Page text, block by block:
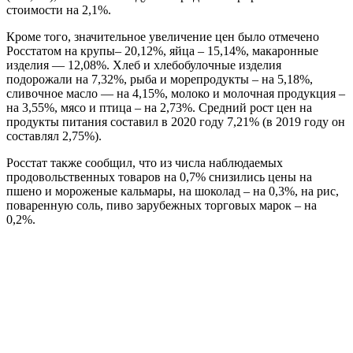
стоимости на 2,1%.
Кроме того, значительное увеличение цен было отмечено
Росстатом на крупы– 20,12%, яйца – 15,14%, макаронные
изделия — 12,08%. Хлеб и хлебобулочные изделия
подорожали на 7,32%, рыба и морепродукты – на 5,18%,
сливочное масло — на 4,15%, молоко и молочная продукция –
на 3,55%, мясо и птица – на 2,73%. Средний рост цен на
продукты питания составил в 2020 году 7,21% (в 2019 году он
составлял 2,75%).
Росстат также сообщил, что из числа наблюдаемых
продовольственных товаров на 0,7% снизились цены на
пшено и мороженые кальмары, на шоколад – на 0,3%, на рис,
поваренную соль, пиво зарубежных торговых марок – на
0,2%.